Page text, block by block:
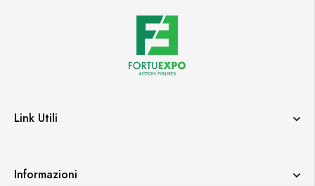
Link Utili
Informazioni